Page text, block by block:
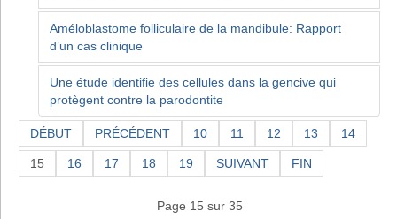
Améloblastome folliculaire de la mandibule: Rapport
d’un cas clinique
Une étude identifie des cellules dans la gencive qui
protègent contre la parodontite
DÉBUT PRÉCÉDENT 10 11 12 13 14
15 16 17 18 19 SUIVANT FIN
Page 15 sur 35